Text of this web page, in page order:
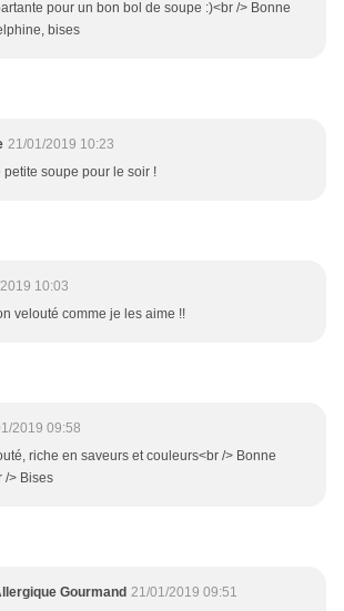
pour un bon bol de soupe :)<br /> Bonne
bises
21/01/2019 10:23
petite soupe pour le soir !
10:03
velouté comme je les aime !!
2019 09:58
riche en saveurs et couleurs<br /> Bonne
/> Bises
Gourmand 21/01/2019 09:51